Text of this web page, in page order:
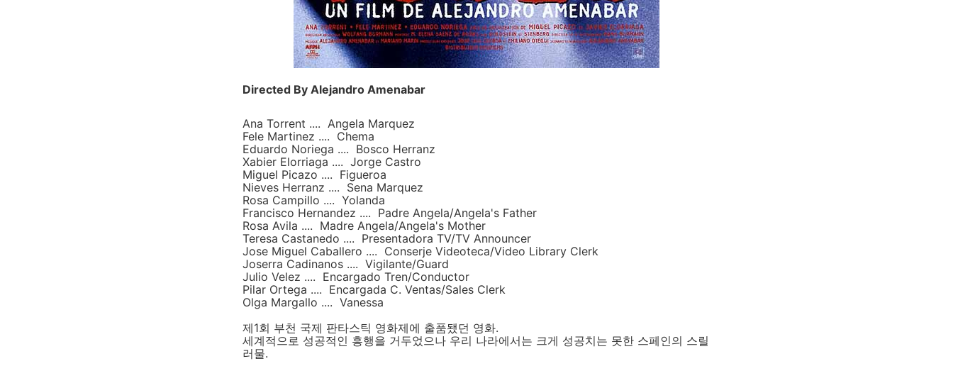
Directed By Alejandro Amenabar
Ana Torrent .... Angela Marquez
Fele Martinez .... Chema
Eduardo Noriega .... Bosco Herranz
Xabier Elorriaga .... Jorge Castro
Miguel Picazo .... Figueroa
Nieves Herranz .... Sena Marquez
Rosa Campillo .... Yolanda
Francisco Hernandez .... Padre Angela/Angela's Father
Rosa Avila .... Madre Angela/Angela's Mother
Teresa Castanedo .... Presentadora TV/TV Announcer
Jose Miguel Caballero .... Conserje Videoteca/Video Library Clerk
Joserra Cadinanos .... Vigilante/Guard
Julio Velez .... Encargado Tren/Conductor
Pilar Ortega .... Encargada C. Ventas/Sales Clerk
Olga Margallo .... Vanessa
제1회 부천 국제 판타스틱 영화제에 출품됐던 영화.
세계적으로 성공적인 흥행을 거두었으나 우리 나라에서는 크게 성공치는 못한 스페인의 스릴
러물.